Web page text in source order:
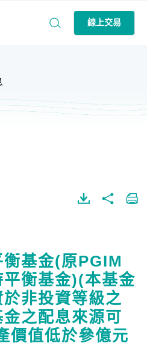
線上交易
基金(原PGIM
衡基金)(本基金
非投資等級之
之配息來源可
價值低於參億元